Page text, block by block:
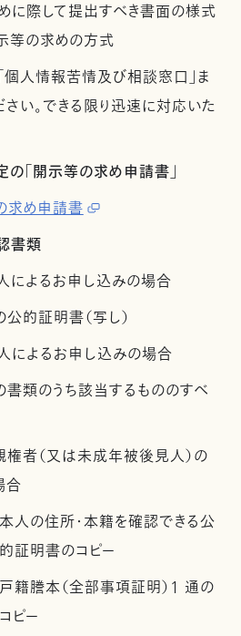
に際して提出すべき書面の様式
等の求めの方式
個人情報苦情及び相談窓口」ま
い。できる限り迅速に対応いた
「開示等の求め申請書」
求め申請書
書類
によるお申し込みの場合
的証明書（写し）
によるお申し込みの場合
書類のうち該当するもののすべ
者（又は未成年被後見人）の
合
本人の住所・本籍を確認できる公
的証明書のコピー
戸籍謄本（全部事項証明）1 通の
コピー